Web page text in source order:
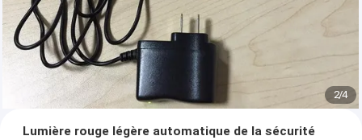
2/4
Lumière rouge légère automatique de la sécurité